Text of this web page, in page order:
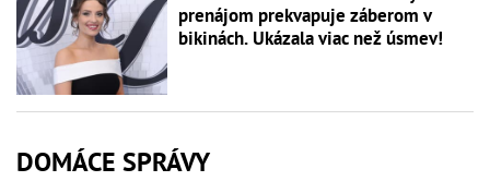
prenájom prekvapuje záberom v
bikinách. Ukázala viac než úsmev!
DOMÁCE SPRÁVY